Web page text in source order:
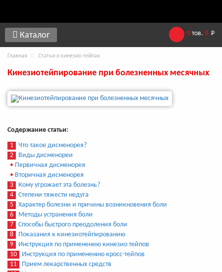
Каталог 0 тов. 0 Р
Главная Статьи о кинезио тейпах
Кинезиотейпирование при болезненных месячных
Содержание статьи:
1
Что такое дисменорея?
2
Виды дисменореи
• Первичная дисменорея
• Вторичная дисменорея
3
Кому угрожает эта болезнь?
4
Степени тяжести недуга
5
Характер болезни и причины возникновения боли
6
Методы устранения боли
7
Способы быстрого преодоления боли
8
Показания к кинезиотейпированию
9
Инструкция по применению кинезио тейпов
10
Инструкция по применению кросс-тейпов
11
Прием лекарственных средств